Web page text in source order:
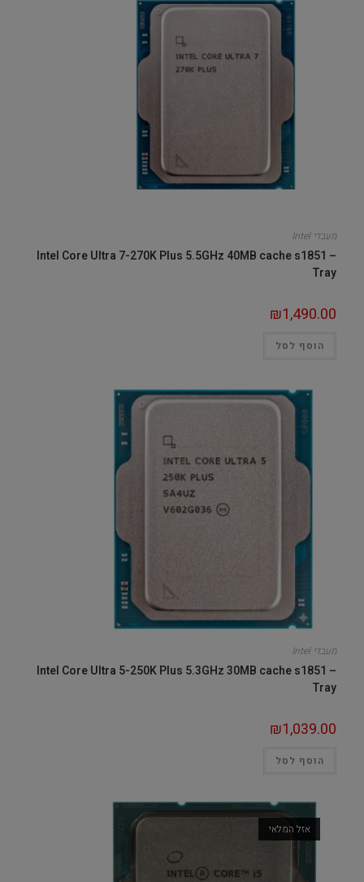
מעבדי Intel
Intel Core Ultra 7-270K Plus 5.5GHz 40MB cache s1851 –
Tray
₪1,490.00
הוסף לסל
מעבדי Intel
Intel Core Ultra 5-250K Plus 5.3GHz 30MB cache s1851 –
Tray
₪1,039.00
הוסף לסל
אזל המלאי